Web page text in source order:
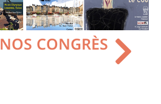
NOS CONGRÈS